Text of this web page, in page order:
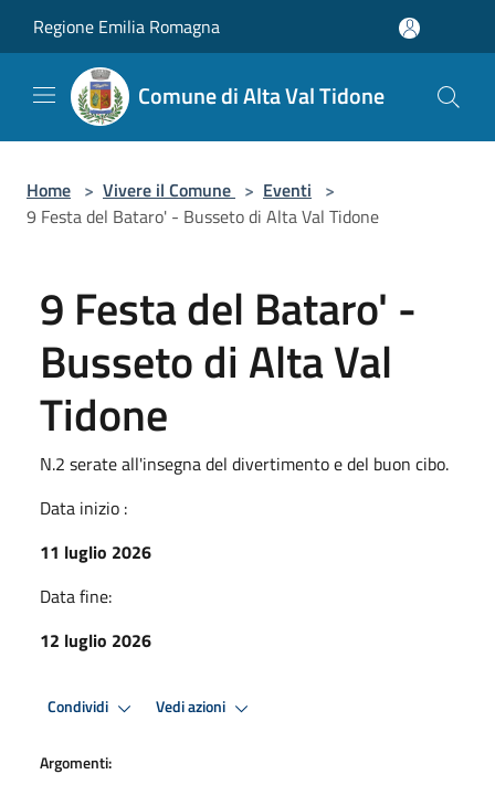
Regione Emilia Romagna
Comune di Alta Val Tidone
Home > Vivere il Comune > Eventi >
9 Festa del Bataro' - Busseto di Alta Val Tidone
9 Festa del Bataro' -
Busseto di Alta Val
Tidone
N.2 serate all'insegna del divertimento e del buon cibo.
Data inizio :
11 luglio 2026
Data fine:
12 luglio 2026
Condividi Vedi azioni
Argomenti: